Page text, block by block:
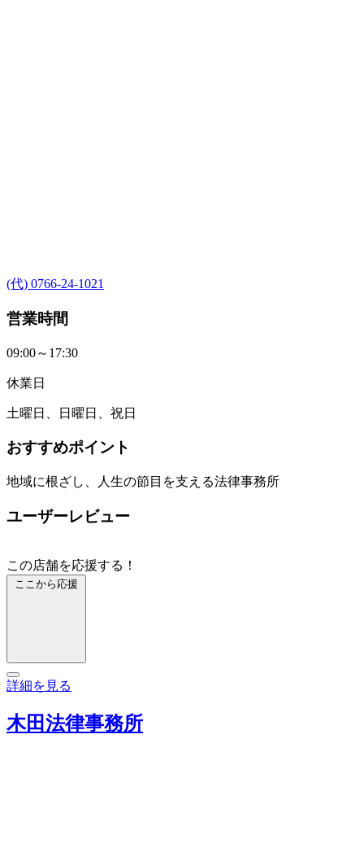
(代) 0766-24-1021
営業時間
09:00～17:30
休業日
土曜日、日曜日、祝日
おすすめポイント
地域に根ざし、人生の節目を支える法律事務所
ユーザーレビュー
この店舗を応援する！
ここから応援
詳細を見る
木田法律事務所